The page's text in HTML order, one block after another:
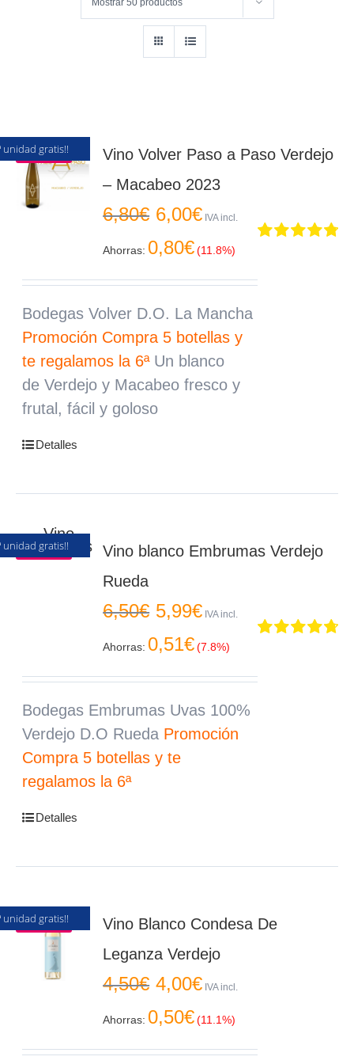
Oferta
unidad gratis!!
Vino Volver Paso a Paso Verdejo
– Macabeo 2023
6,80€
precio
era:
6,80€.
6,00€precio
es:
IVA incl.
Ahorras: 0,80€(11.8%)
Bodegas Volver D.O. La Mancha
Promoción Compra 5 botellas y
te regalamos la 6ªUn blanco
deVerdejo y Macabeo fresco y
frutal, fácil y goloso
Detalles
Oferta
unidad gratis!!
Vino blanco Embrumas Verdejo
Rueda
6,50€
precio
era:
6,50€.
5,99€precio
es:
5,99€.
IVA incl.
Ahorras: 0,51€(7.8%)
Bodegas Embrumas Uvas 100%
Verdejo D.O Rueda Promoción
Compra 5 botellas y te
regalamos la 6ª
Detalles
Oferta
unidad gratis!!
Vino Blanco Condesa De
Leganza Verdejo
4,50€ precio
era:
4,50€.
4,00€precio
es:
IVA incl.
Ahorras: 0,50€(11.1%)